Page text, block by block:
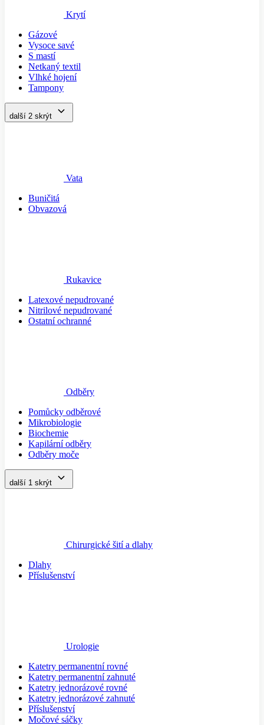
Krytí
Gázové
Vysoce savé
S mastí
Netkaný textil
Vlhké hojení
Tampony
další 2 skrýt
Vata
Buničitá
Obvazová
Rukavice
Latexové nepudrované
Nitrilové nepudrované
Ostatní ochranné
Odběry
Pomůcky odběrové
Mikrobiologie
Biochemie
Kapilární odběry
Odběry moče
další 1 skrýt
Chirurgické šití a dlahy
Dlahy
Příslušenství
Urologie
Katetry permanentní rovné
Katetry permanentní zahnuté
Katetry jednorázové rovné
Katetry jednorázové zahnuté
Příslušenství
Močové sáčky